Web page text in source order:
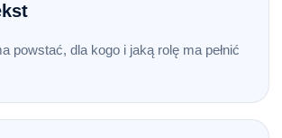
powstać, dla kogo i jaką rolę ma pełnić